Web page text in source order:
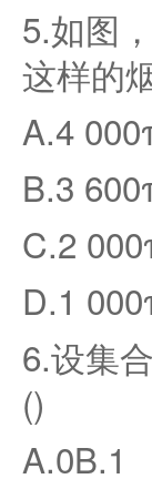
5.如图
这样的
A.4
B.3
C.2
D.1
6.设集
()
A.0B.1